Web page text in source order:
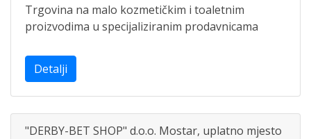
Trgovina na malo kozmetičkim i toaletnim
proizvodima u specijaliziranim prodavnicama
Detalji
"DERBY-BET SHOP" d.o.o. Mostar, uplatno mjesto